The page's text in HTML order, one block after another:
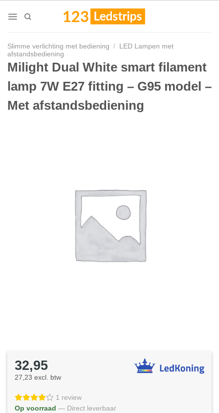
Slimme verlichting met bediening / LED Lampen met
afstandsbediening
Milight Dual White smart filament
lamp 7W E27 fitting – G95 model –
Met afstandsbediening
32,95
27,23 excl. btw
1 review
Op voorraad — Direct leverbaar